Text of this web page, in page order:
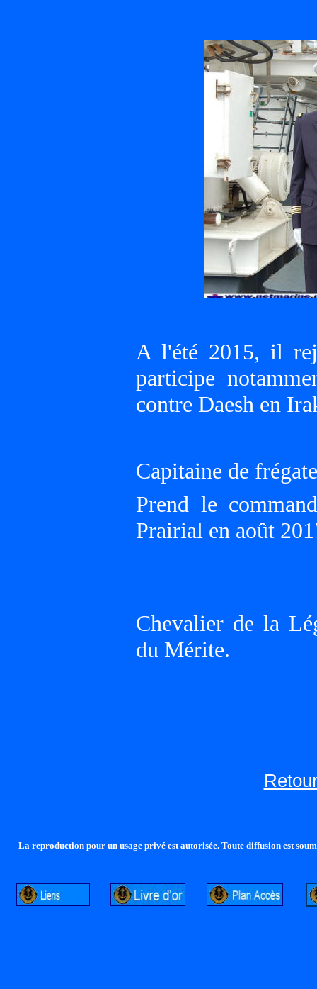
A l'été 2015, il
participe
contre Daesh en
Capitaine de frégate
Prend le
Prairial en août
Chevalier de la
du Mérite.
La reproduction pour un usage privé est autorisée. Toute diffusion est